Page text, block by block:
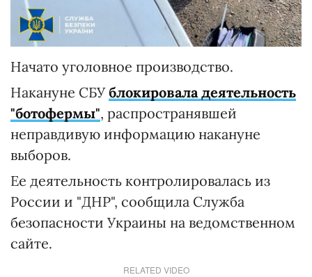
Начато уголовное производство.
Накануне СБУблокировала деятельность
"ботофермы", распространявшей
неправдивую информацию накануне
выборов.
Ее деятельность контролировалась из
России и "ДНР", сообщила Служба
безопасности Украины на ведомственном
сайте.
RELATED VIDEO